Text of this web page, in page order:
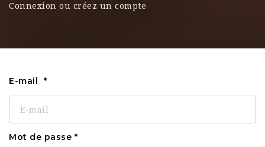
Connexion ou créez un compte
E-mail
Mot de passe